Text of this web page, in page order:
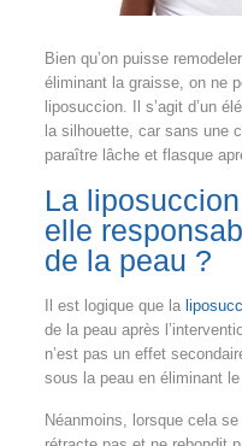
Bien qu’on puisse
éliminant la graisse, on ne
liposuccion. Il s’agit d’un
la silhouette, car sans une
paraître lâche et flasque
La
elle
de la peau ?
Il est logique que la
de la peau après
n’est pas un effet
sous la peau en éliminant
Néanmoins, lorsque cela